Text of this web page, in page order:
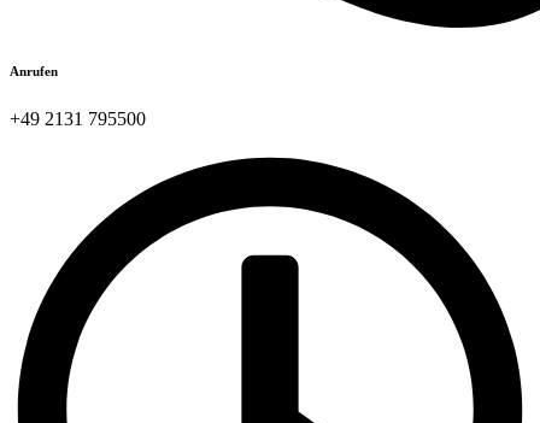
Anrufen
+49 2131 795500​